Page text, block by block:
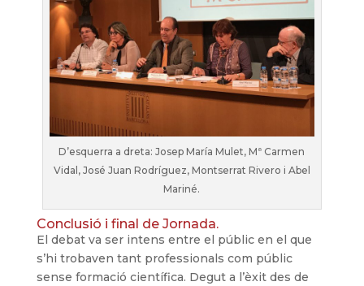
D’esquerra a dreta: Josep María Mulet, Mª Carmen
Vidal, José Juan Rodríguez, Montserrat Rivero i Abel
Mariné.
Conclusió i final de Jornada.
El debat va ser intens entre el públic en el que
s’hi trobaven tant professionals com públic
sense formació científica. Degut a l’èxit des de